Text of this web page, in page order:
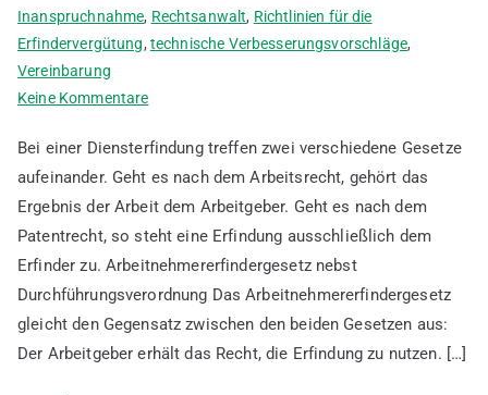
Inanspruchnahme, Rechtsanwalt, Richtlinien für die
Erfindervergütung, technische Verbesserungsvorschläge,
Vereinbarung
Keine Kommentarezu
wird
die
Arbeitnehmererfindervergütung
berechnet
Bei einer Diensterfindung treffen zwei verschiedene Gesetze
aufeinander. Geht es nach dem Arbeitsrecht, gehört das
Ergebnis der Arbeit dem Arbeitgeber. Geht es nach dem
Patentrecht, so steht eine Erfindung ausschließlich dem
Erfinder zu. Arbeitnehmererfindergesetz nebst
Durchführungsverordnung Das Arbeitnehmererfindergesetz
gleicht den Gegensatz zwischen den beiden Gesetzen aus:
Der Arbeitgeber erhält das Recht, die Erfindung zu nutzen. […]